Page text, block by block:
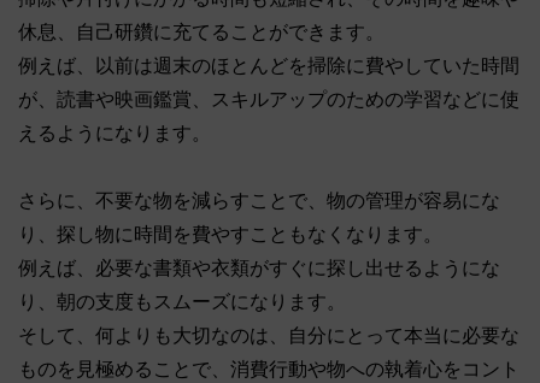
休息、自己研鑽に充てることができます。
例えば、以前は週末のほとんどを掃除に費やしていた時間
が、読書や映画鑑賞、スキルアップのための学習などに使
えるようになります。
さらに、不要な物を減らすことで、物の管理が容易にな
り、探し物に時間を費やすこともなくなります。
例えば、必要な書類や衣類がすぐに探し出せるようにな
り、朝の支度もスムーズになります。
そして、何よりも大切なのは、自分にとって本当に必要な
ものを見極めることで、消費行動や物への執着心をコント